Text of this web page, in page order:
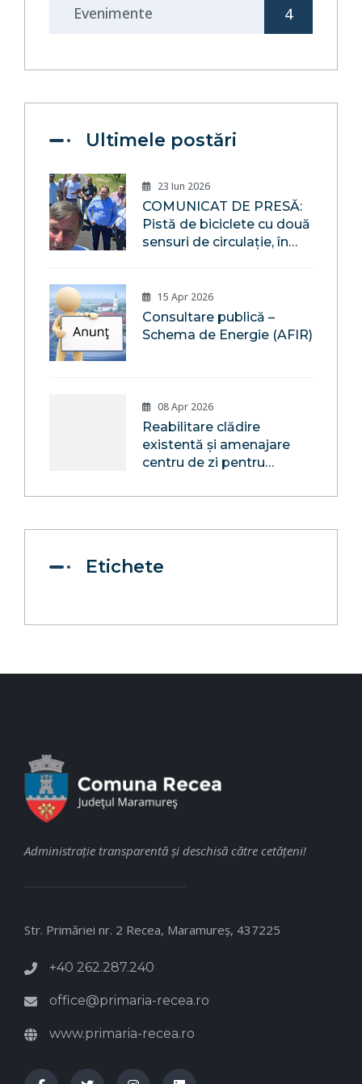
Evenimente 4
Ultimele postări
23 Iun 2026
COMUNICAT DE PRESĂ:
Pistă de biciclete cu două
sensuri de circulație, în
Comuna Recea,
Maramureș
15 Apr 2026
Consultare publică –
Schema de Energie (AFIR)
08 Apr 2026
Reabilitare clădire
existentă și amenajare
centru de zi pentru
părinți și copii în
Comuna Recea, Județul
Etichete
Administraţie transparentă şi deschisă către cetăţeni!
Str. Primăriei nr. 2 Recea, Maramureş, 437225
+40 262.287.240
office@primaria-recea.ro
www.primaria-recea.ro